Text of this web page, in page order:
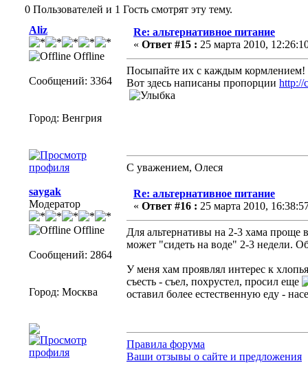
0 Пользователей и 1 Гость смотрят эту тему.
Aliz
Offline
Сообщений: 3364
Город: Венгрия
Re: альтернативное питание
« Ответ #15 : 25 марта 2010,
Посыпайте их с каждым кормлением!
Вот здесь написаны пропорции http://
С уважением, Олеся
saygak
Модератор
Offline
Сообщений: 2864
Город: Москва
Re: альтернативное питание
« Ответ #16 : 25 марта 2010,
Для альтернативы на 2-3 хама проще
может "сидеть на воде" 2-3 недели.
У меня хам проявлял интерес к
съесть - съел, похрустел, просил еще
оставил более естественную еду -
Правила форума
Ваши отзывы о сайте и предложения